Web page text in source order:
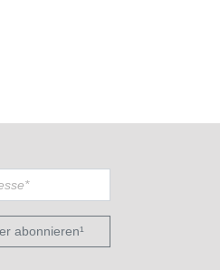
abonnieren¹